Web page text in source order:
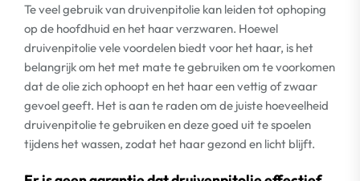
Te veel gebruik van druivenpitolie kan leiden tot ophoping
op de hoofdhuid en het haar verzwaren. Hoewel
druivenpitolie vele voordelen biedt voor het haar, is het
belangrijk om het met mate te gebruiken om te voorkomen
dat de olie zich ophoopt en het haar een vettig of zwaar
gevoel geeft. Het is aan te raden om de juiste hoeveelheid
druivenpitolie te gebruiken en deze goed uit te spoelen
tijdens het wassen, zodat het haar gezond en licht blijft.